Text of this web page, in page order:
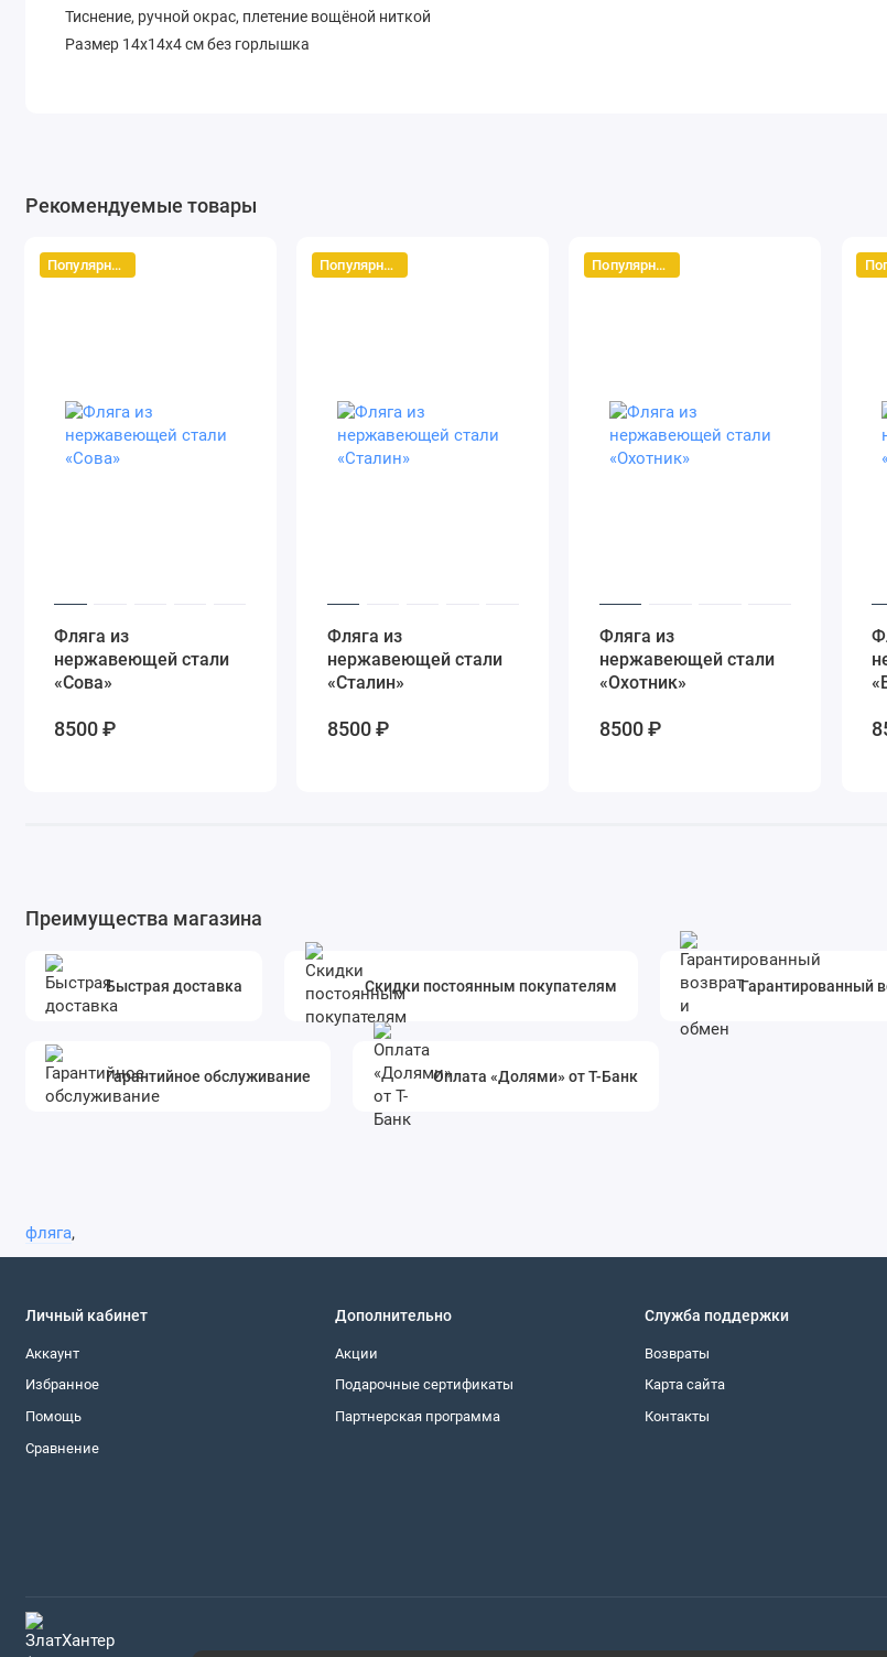
Тиснение, ручной окрас, плетение вощёной ниткой
Размер 14х14х4 см без горлышка
Рекомендуемые товары
Популярный
Фляга из
нержавеющей стали
«Сова»
8500 ₽
Популярный
Фляга из
нержавеющей стали
«Сталин»
8500 ₽
Популярный
Фляга из
нержавеющей стали
«Охотник»
8500 ₽
Преимущества магазина
Быстрая доставка Скидки постоянным покупателям Гарантированный
Гарантийное обслуживание Оплата «Долями» от Т-Банк
фляга,
Личный кабинет
Аккаунт
Избранное
Помощь
Сравнение
Дополнительно
Акции
Подарочные сертификаты
Партнерская программа
Служба поддержки
Возвраты
Карта сайта
Контакты